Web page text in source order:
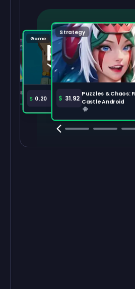
$
Puzzle
$ 30.00Merge
Android
Strategy
$ 31.92 Puzzles & Chaos:
Castle Android
Game
$ 0.20 Amazon Prime
Game
36.97
주요 오퍼
Clash Royale